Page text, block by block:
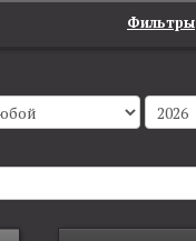
Фильтры